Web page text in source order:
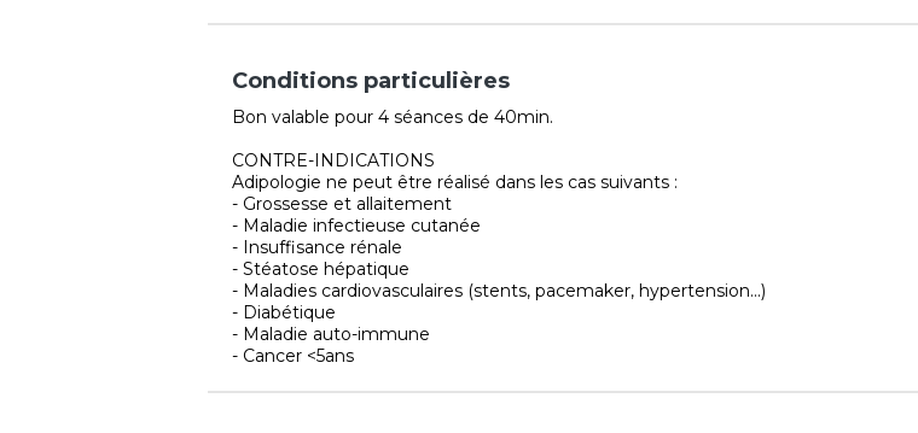
Conditions particulières
Bon valable pour 4 séances de 40min.
CONTRE-INDICATIONS
Adipologie ne peut être réalisé dans les cas suivants :
- Grossesse et allaitement
- Maladie infectieuse cutanée
- Insuffisance rénale
- Stéatose hépatique
- Maladies cardiovasculaires (stents, pacemaker, hypertension...)
- Diabétique
- Maladie auto-immune
- Cancer <5ans